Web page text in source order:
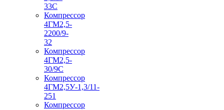
33С
Компрессор
4ГМ2,5-
2200/9-
32
Компрессор
4ГМ2,5-
30/9С
Компрессор
4ГМ2,5У-1,3/11-
251
Компрессор